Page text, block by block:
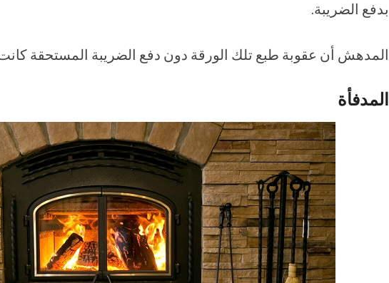
بدفع الضريبة.
المدهش أن عقوبة طبع تلك الورقة دون دفع الضريبة المستحقة كانت
المدفأة